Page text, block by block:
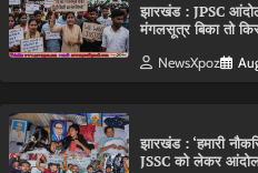
झारखंड : JPSC
मंगलसूत्र बिका तो
NewsXpoz
झारखंड : ‘हमारी
JSSC को लेकर